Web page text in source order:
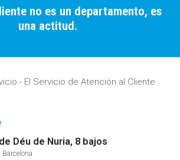
no es un departamento, es
una actitud.
Déu de Nuria, 8 bajos